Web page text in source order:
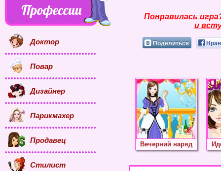
Понравилась
и
Поделиться
Вечерний наряд
Доктор
Повар
Дизайнер
Парикмахер
Продавец
Стилист